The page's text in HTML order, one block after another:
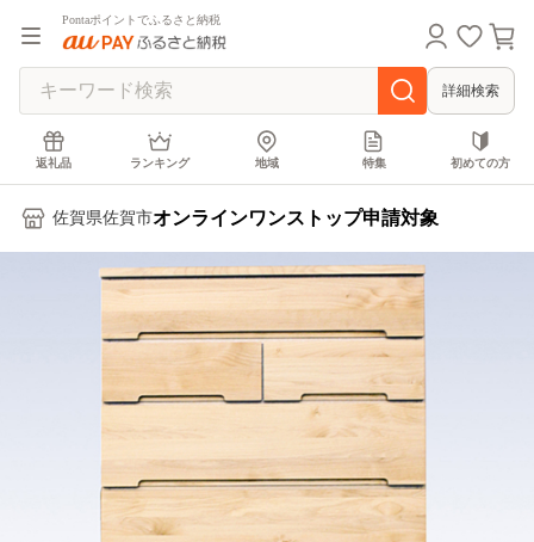
Pontaポイントでふるさと納税
詳細検索
返礼品 ランキング 地域 特集 初めての方
佐賀県佐賀市オンラインワンストップ申請対象